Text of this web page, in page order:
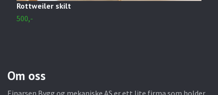
Om oss
Einarsen Bygg og mekaniske AS er ett lite firma som holder
Rottweiler skilt
500,-